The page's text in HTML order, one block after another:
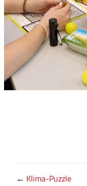
← Klima-Puzzle